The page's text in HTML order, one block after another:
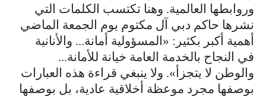
وروابطها العالمية. وهنا تكتسب الكلمات التي
نشرها حاكم دبي آل مكتوم يوم الجمعة الماضي
أهمية أكبر بكثير: «المسؤولية أمانة... والأنانية
في النجاح بالخدمة العامة خيانة للأمانة...
والوطن لا يتجزأ». ولا ينبغي قراءة هذه العبارات
بوصفها مجرد موعظة أخلاقية عادية، بل بوصفها